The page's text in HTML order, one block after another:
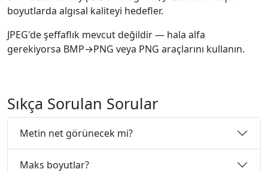
boyutlarda algısal kaliteyi hedefler.
JPEG'de şeffaflık mevcut değildir — hala alfa
gerekiyorsa BMP→PNG veya PNG araçlarını kullanın.
Sıkça Sorulan Sorular
Metin net görünecek mi?
Maks boyutlar?